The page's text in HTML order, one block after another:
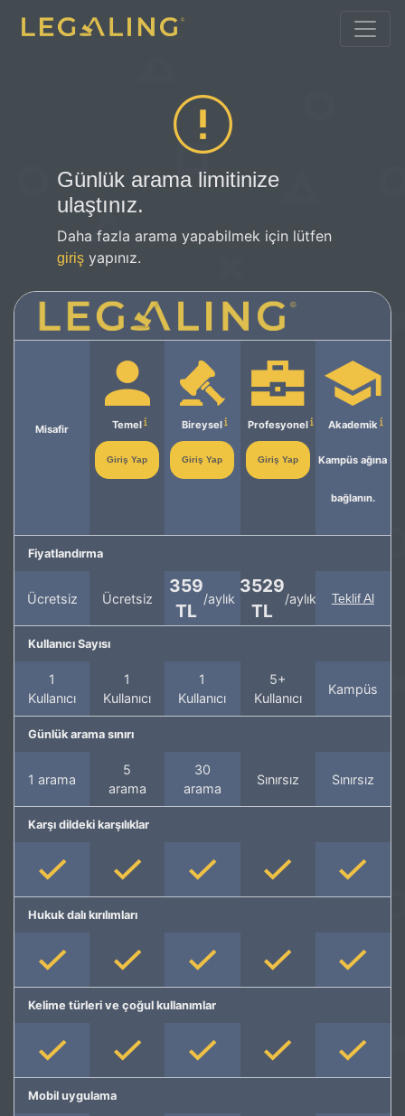
Günlük arama limitinize
ulaştınız.
Daha fazla arama yapabilmek için lütfen
giriş yapınız.
Misafir Temel
Giriş Yap
Bireysel
Giriş Yap
Profesyonel
Giriş Yap
Akademik
Kampüs ağına
bağlanın.
Fiyatlandırma
Ücretsiz Ücretsiz
359
TL
/aylık
3529
TL
/aylık Teklif Al
Kullanıcı Sayısı
1
Kullanıcı
1
Kullanıcı
1
Kullanıcı
5+
Kullanıcı
Kampüs
Günlük arama sınırı
1 arama
5
arama
30
arama
Sınırsız Sınırsız
Karşı dildeki karşılıklar
Hukuk dalı kırılımları
Kelime türleri ve çoğul kullanımlar
Mobil uygulama